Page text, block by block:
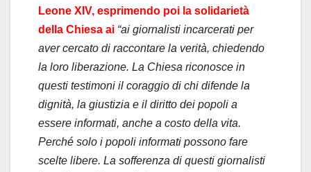
Leone XIV, esprimendo poi la solidarietà
della Chiesa ai “ai giornalisti incarcerati per
aver cercato di raccontare la verità, chiedendo
la loro liberazione. La Chiesa riconosce in
questi testimoni il coraggio di chi difende la
dignità, la giustizia e il diritto dei popoli a
essere informati, anche a costo della vita.
Perché solo i popoli informati possono fare
scelte libere. La sofferenza di questi giornalisti